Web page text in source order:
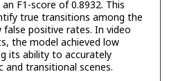
F1-score of 0.8932. This
true transitions among the
false positive rates. In video
the model achieved low
its ability to accurately
transitional scenes.